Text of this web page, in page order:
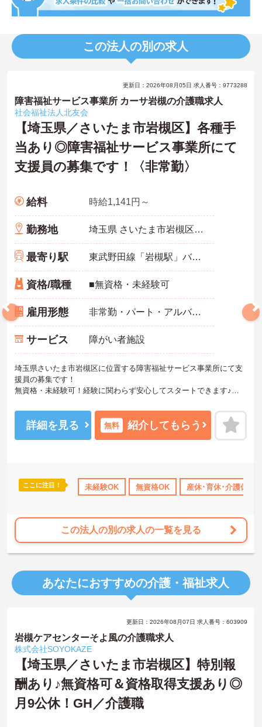
この法人の別の求人
日110日以上 産休･育休･介護休暇取得実績あり 社会保険完備
更新日：2026年08月05日 求人番号：9773288
障害福祉サービス事業所 カーサ岩槻の介護職求人
社会福祉法人北友会
【埼玉県／さいたま市岩槻区】各種手
当あり◎障害福祉サービス事業所にて
支援員の募集です！〈非常勤〉
給料 時給1,141円～
勤務地 埼玉県 さいたま市岩槻区 谷下1番1
最寄り駅 東武野田線「岩槻駅」バス・車5分
資格/職種 ■無資格・未経験可
雇用形態 非常勤・パート・アルバイト
サービス 障がい者施設
埼玉県さいたま市岩槻区に位置する障害福祉サービス事業所にて支
援員の募集です！
無資格・未経験可！経験に関わらず安心してスタートできます♪
ョンを保ちやすい環境です◎
ご興味のある方は、マイナビ介護職までお問い合わせください。
詳細を見る 無料 紹介してもらう
ここに注目！ 未経験OK 無資格OK 産休･育休･介護休暇
この法人の別の求人の一覧を見る
あなたにおすすめの介護・福祉求人
更新日：2026年08月07日 求人番号：603909
岩槻ケアセンターそよ風の介護職求人
株式会社SOYOKAZE
【埼玉県／さいたま市岩槻区】特別報
酬あり♪無資格可＆資格取得支援あり◎
月9公休！GH／介護職